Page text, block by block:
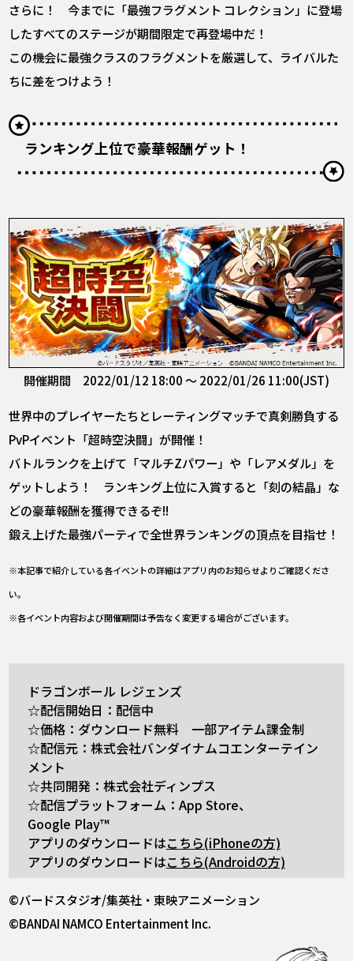
さらに！ 今までに「最強フラグメント コレクション」に登場
したすべてのステージが期間限定で再登場中だ！
この機会に最強クラスのフラグメントを厳選して、ライバルた
ちに差をつけよう！
ランキング上位で豪華報酬ゲット！
開催期間 2022/01/12 18:00 ～ 2022/01/26 11:00(JST)
世界中のプレイヤーたちとレーティングマッチで真剣勝負する
PvPイベント「超時空決闘」が開催！
バトルランクを上げて「マルチZパワー」や「レアメダル」を
ゲットしよう！ ランキング上位に入賞すると「刻の結晶」な
どの豪華報酬を獲得できるぞ!!
鍛え上げた最強パーティで全世界ランキングの頂点を目指せ！
※本記事で紹介している各イベントの詳細はアプリ内のお知らせよりご確認くださ
い。
※各イベント内容および開催期間は予告なく変更する場合がございます。
ドラゴンボール レジェンズ
☆配信開始日：配信中
☆価格：ダウンロード無料 一部アイテム課金制
☆配信元：株式会社バンダイナムコエンターテイン
メント
☆共同開発：株式会社ディンプス
☆配信プラットフォーム：App Store、
Google Play™
アプリのダウンロードはこちら(iPhoneの方)
アプリのダウンロードはこちら(Androidの方)
©バードスタジオ/集英社・東映アニメーション
©BANDAI NAMCO Entertainment Inc.